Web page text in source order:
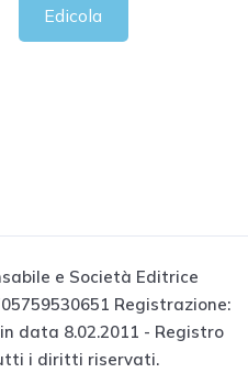
Edicola
e Società Editrice
Registrazione:
data 8.02.2011 - Registro
i diritti riservati.